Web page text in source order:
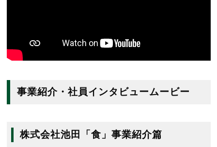
事業紹介・社員インタビュームービー
株式会社池田「食」事業紹介篇